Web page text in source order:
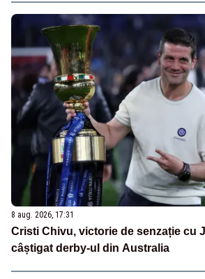
8 aug. 2026, 17:31
Cristi Chivu, victorie de senzație cu
câștigat derby-ul din Australia